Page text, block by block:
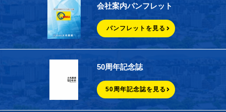
会社案内パンフレット
パンフレットを見る
50周年記念誌
50周年記念誌を見る